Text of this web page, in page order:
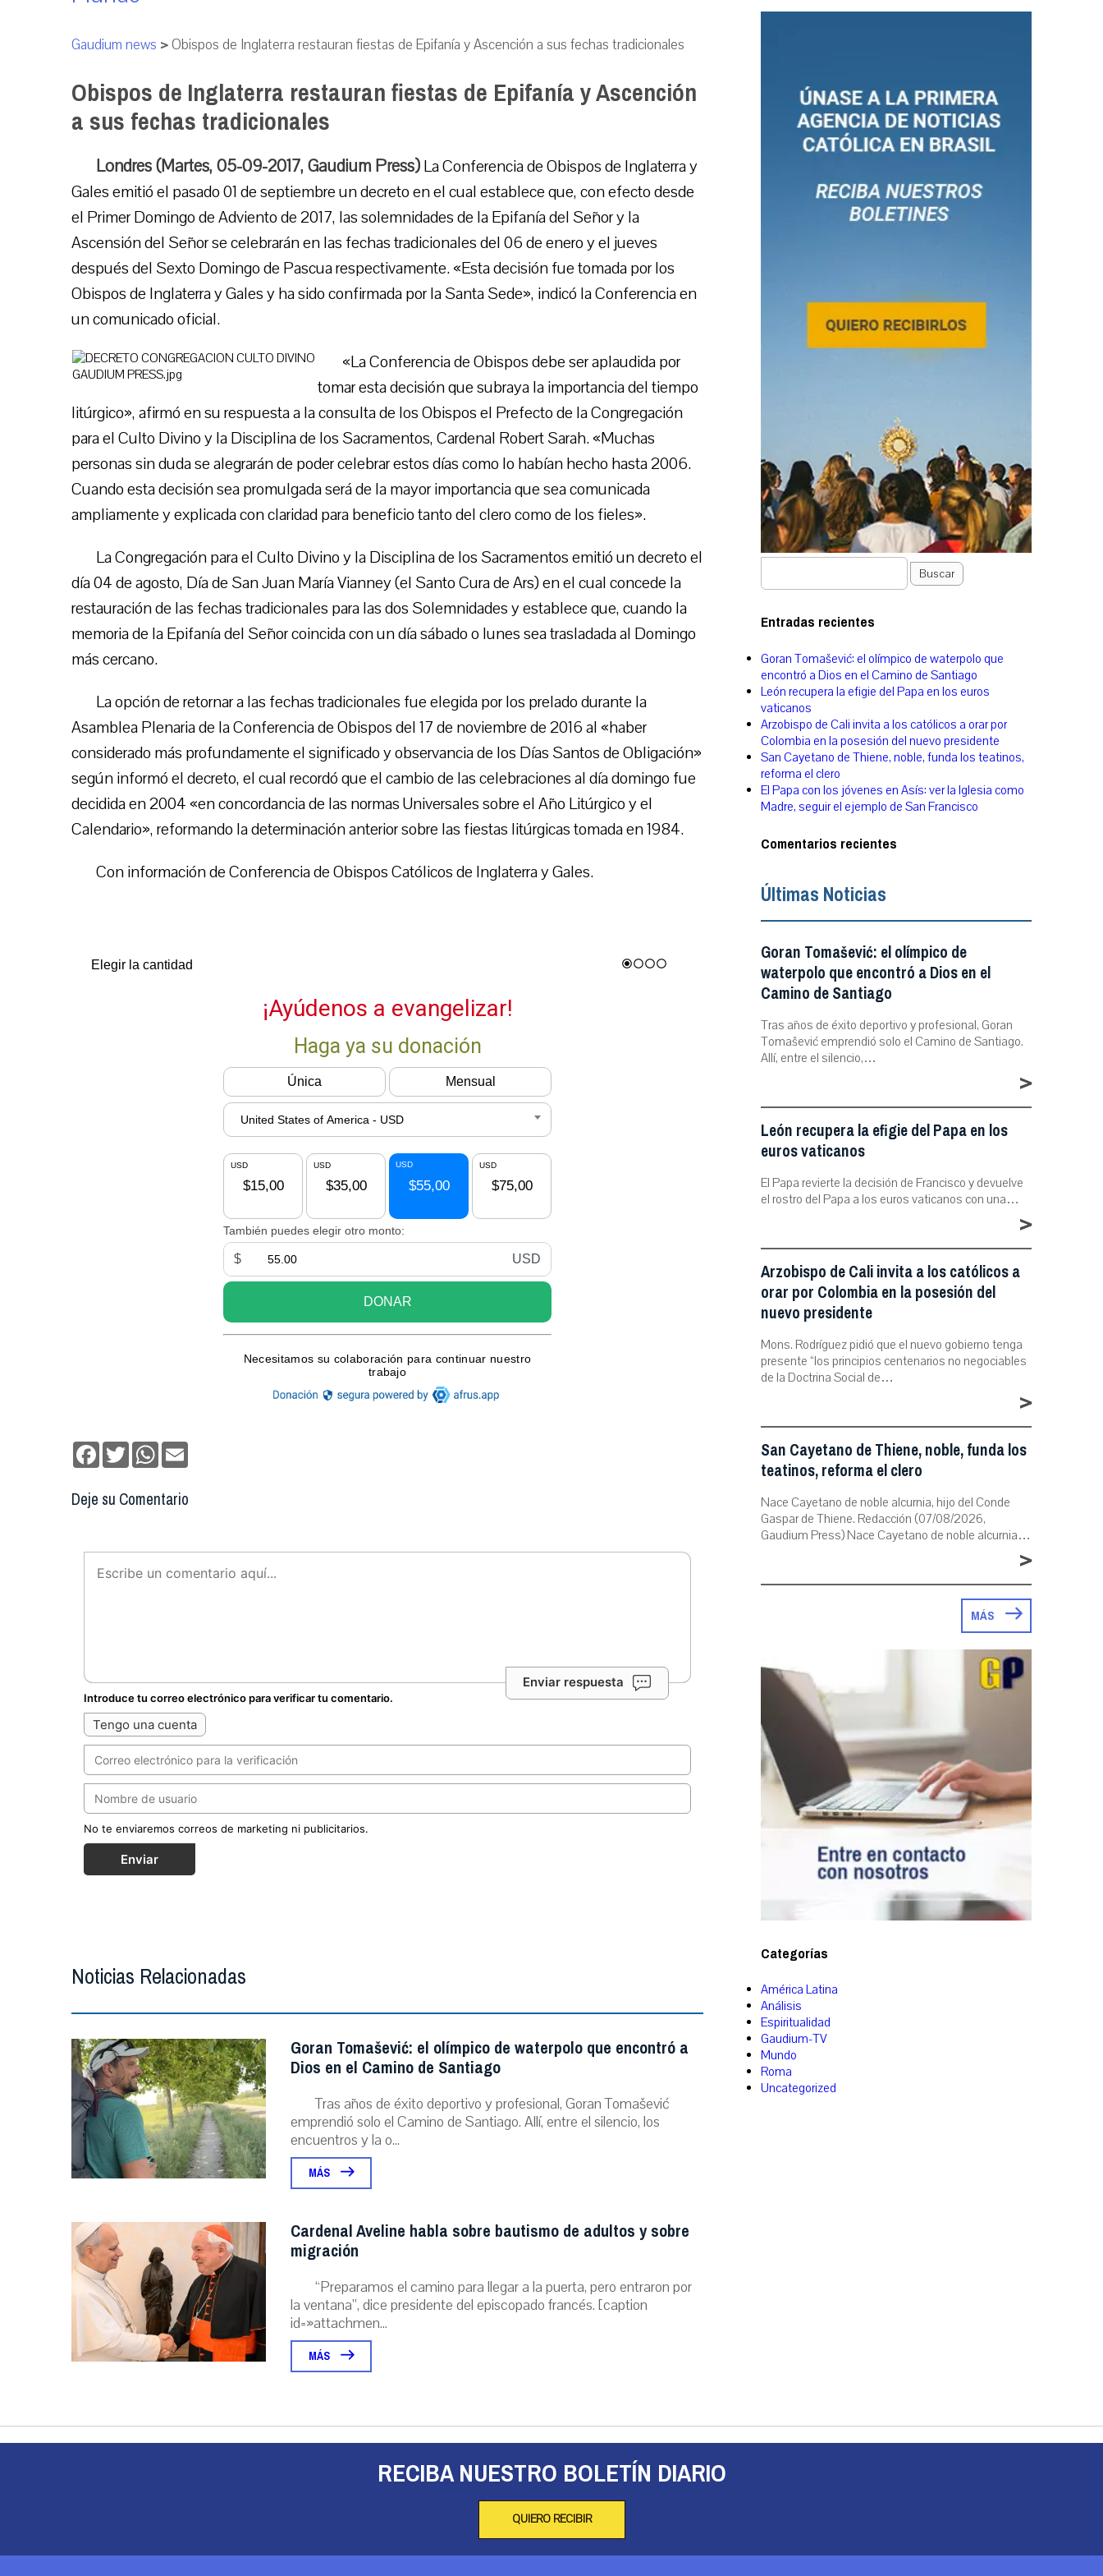
Gaudium news >Obispos de Inglaterra restauran fiestas de Epifanía y Ascención a sus fechas tradicionales
Obispos de Inglaterra restauran fiestas de Epifanía y Ascención
a sus fechas tradicionales
Londres (Martes, 05-09-2017, Gaudium Press)La Conferencia de Obispos de Inglaterra y
Gales emitió el pasado 01 de septiembre un decreto en el cual establece que, con efecto desde
el Primer Domingo de Adviento de 2017, las solemnidades de la Epifanía del Señor y la
Ascensión del Señor se celebrarán en las fechas tradicionales del 06 de enero y el jueves
después del Sexto Domingo de Pascua respectivamente. «Esta decisión fue tomada por los
Obispos de Inglaterra y Gales y ha sido confirmada por la Santa Sede», indicó la Conferencia en
un comunicado oficial.
«La Conferencia de Obispos debe ser aplaudida por
tomar esta decisión que subraya la importancia del tiempo
litúrgico», afirmó en su respuesta a la consulta de los Obispos el Prefecto de la Congregación
para el Culto Divino y la Disciplina de los Sacramentos, Cardenal Robert Sarah. «Muchas
personas sin duda se alegrarán de poder celebrar estos días como lo habían hecho hasta 2006.
Cuando esta decisión sea promulgada será de la mayor importancia que sea comunicada
ampliamente y explicada con claridad para beneficio tanto del clero como de los fieles».
La Congregación para el Culto Divino y la Disciplina de los Sacramentos emitió un decreto el
día 04 de agosto, Día de San Juan María Vianney (el Santo Cura de Ars) en el cual concede la
restauración de las fechas tradicionales para las dos Solemnidades y establece que, cuando la
memoria de la Epifanía del Señor coincida con un día sábado o lunes sea trasladada al Domingo
más cercano.
La opción de retornar a las fechas tradicionales fue elegida por los prelado durante la
Asamblea Plenaria de la Conferencia de Obispos del 17 de noviembre de 2016 al «haber
considerado más profundamente el significado y observancia de los Días Santos de Obligación»
según informó el decreto, el cual recordó que el cambio de las celebraciones al día domingo fue
decidida en 2004 «en concordancia de las normas Universales sobre el Año Litúrgico y el
Calendario», reformando la determinación anterior sobre las fiestas litúrgicas tomada en 1984.
Con información de Conferencia de Obispos Católicos de Inglaterra y Gales.
Facebook
TwitterWhatsApp
Deje su Comentario
Enviar respuesta
Introduce tu correo electrónico para verificar tu comentario.
Tengo una cuenta
No te enviaremos correos de marketing ni publicitarios.
Enviar
Noticias Relacionadas
Goran Tomašević: el olímpico de waterpolo que encontró a
Dios en el Camino de Santiago
Tras años de éxito deportivo y profesional, Goran Tomašević
emprendió solo el Camino de Santiago. Allí, entre el silencio, los
encuentros y la o...
MÁS
Cardenal Aveline habla sobre bautismo de adultos y sobre
migración
“Preparamos el camino para llegar a la puerta, pero entraron por
la ventana”, dice presidente del episcopado francés. [caption
id=»attachmen...
MÁS
Buscar
Entradas recientes
Goran Tomašević: el olímpico de waterpolo que
encontró a Dios en el Camino de Santiago
León recupera la efigie del Papa en los euros
vaticanos
Arzobispo de Cali invita a los católicos a orar por
Colombia en la posesión del nuevo presidente
San Cayetano de Thiene, noble, funda los teatinos,
reforma el clero
El Papa con los jóvenes en Asís: ver la Iglesia como
Madre, seguir el ejemplo de San Francisco
Comentarios recientes
Últimas Noticias
Goran Tomašević: el olímpico de
waterpolo que encontró a Dios en el
Camino de Santiago
Tras años de éxito deportivo y profesional, Goran
Tomašević emprendió solo el Camino de Santiago.
Allí, entre el silencio,…
>
León recupera la efigie del Papa en los
euros vaticanos
El Papa revierte la decisión de Francisco y devuelve
el rostro del Papa a los euros vaticanos con una…
>
Arzobispo de Cali invita a los católicos a
orar por Colombia en la posesión del
nuevo presidente
Mons. Rodríguez pidió que el nuevo gobierno tenga
presente “los principios centenarios no negociables
de la Doctrina Social de…
>
San Cayetano de Thiene, noble, funda los
teatinos, reforma el clero
Nace Cayetano de noble alcurnia, hijo del Conde
Gaspar de Thiene. Redacción (07/08/2026,
Gaudium Press) Nace Cayetano de noble alcurnia…
>
MÁS
Categorías
América Latina
Análisis
Espiritualidad
Gaudium-TV
Mundo
Roma
Uncategorized
RECIBA NUESTRO BOLETÍN DIARIO
QUIERO RECIBIR